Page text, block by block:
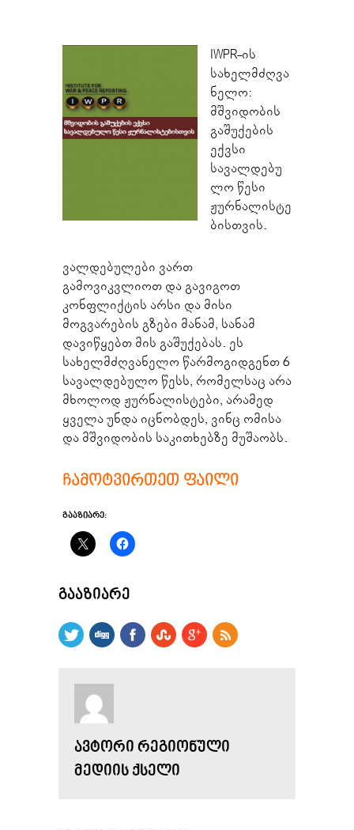
IWPR-ის
სახელმძღვა
ნელო:
მშვიდობის
გაშუქების
ექვსი
სავალდებუ
ლო წესი
ჟურნალისტე
ბისთვის.
ვალდებულები ვართ
გამოვიკვლიოთ და გავიგოთ
კონფლიქტის არსი და მისი
მოგვარების გზები მანამ, სანამ
დავიწყებთ მის გაშუქებას. ეს
სახელმძღვანელო წარმოგიდგენთ 6
სავალდებულო წესს, რომელსაც არა
მხოლოდ ჟურნალისტები, არამედ
ყველა უნდა იცნობდეს, ვინც ომისა
და მშვიდობის საკითხებზე მუშაობს.
ჩამოტვირთეთ ფაილი
ᲒᲐᲐᲖᲘᲐᲠᲔ:
ᲒᲐᲐᲖᲘᲐᲠᲔ
ᲐᲕᲢᲝᲠᲘ ᲠᲔᲒᲘᲝᲜᲣᲚᲘ
ᲛᲔᲓᲘᲘᲡ ᲥᲡᲔᲚᲘ